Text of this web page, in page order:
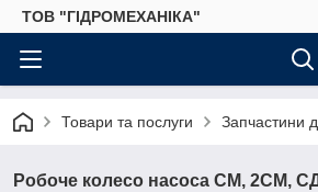
ТОВ "ГІДРОМЕХАНІКА"
Товари та послуги Запчастини
Робоче колесо насоса СМ, 2СМ,